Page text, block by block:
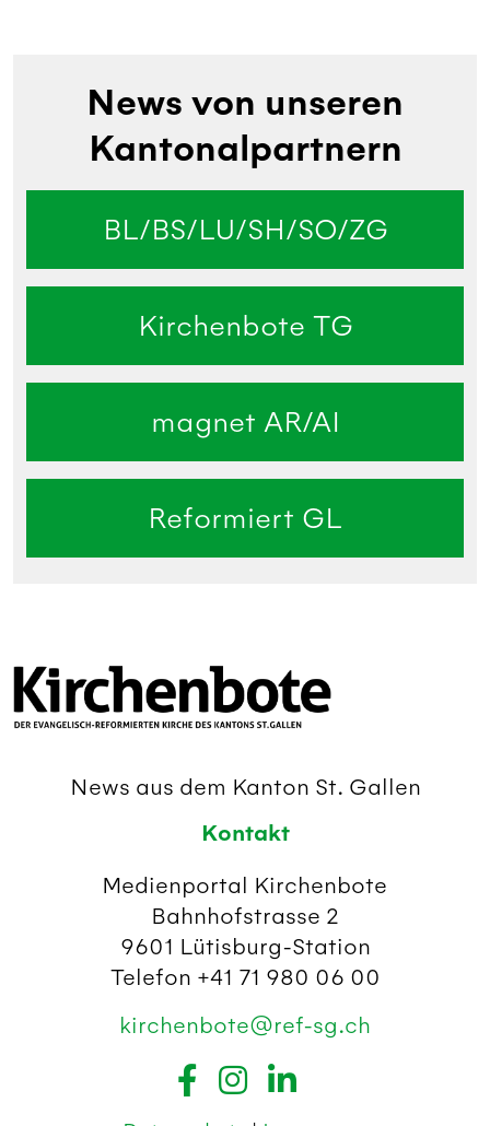
News von unseren
Kantonalpartnern
BL/BS/LU/SH/SO/ZG
Kirchenbote TG
magnet AR/AI
Reformiert GL
News aus dem Kanton St. Gallen
Kontakt
Medienportal Kirchenbote
Bahnhofstrasse 2
9601 Lütisburg-Station
Telefon +41 71 980 06 00
kirchenbote@ref-sg.ch